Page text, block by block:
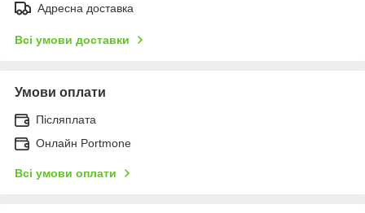
Адресна доставка
Всі умови доставки
Умови оплати
Післяплата
Онлайн Portmone
Всі умови оплати